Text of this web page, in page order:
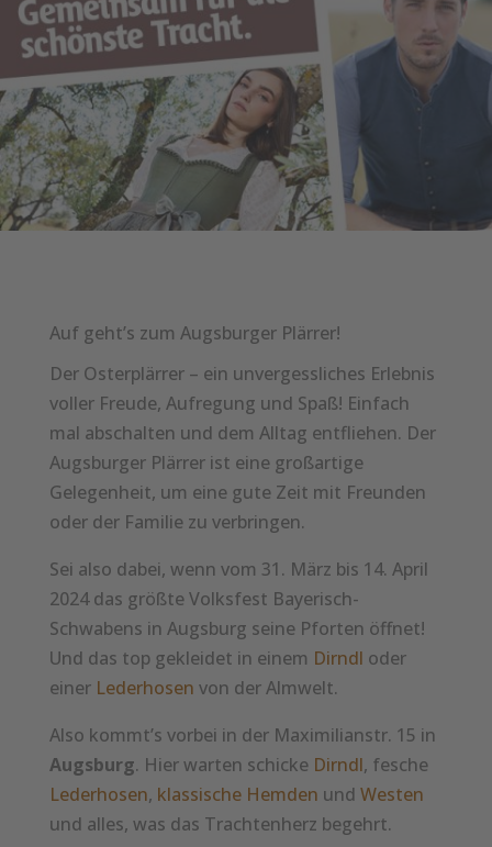
Auf geht’s zum Augsburger Plärrer!
Der Osterplärrer – ein unvergessliches Erlebnis
voller Freude, Aufregung und Spaß! Einfach
mal abschalten und dem Alltag entfliehen. Der
Augsburger Plärrer ist eine großartige
Gelegenheit, um eine gute Zeit mit Freunden
oder der Familie zu verbringen.
Sei also dabei, wenn vom 31. März bis 14. April
2024 das größte Volksfest Bayerisch-
Schwabens in Augsburg seine Pforten öffnet!
Und das top gekleidet in einem Dirndl oder
einer Lederhosen von der Almwelt.
Also kommt’s vorbei in der Maximilianstr. 15 in
Augsburg. Hier warten schicke Dirndl, fesche
Lederhosen, klassische Hemden und Westen
und alles, was das Trachtenherz begehrt.